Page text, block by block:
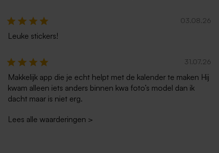
03.08.26
Leuke stickers!
31.07.26
Makkelijk app die je echt helpt met de kalender te maken Hij
kwam alleen iets anders binnen kwa foto’s model dan ik
dacht maar is niet erg.
Lees alle waarderingen >